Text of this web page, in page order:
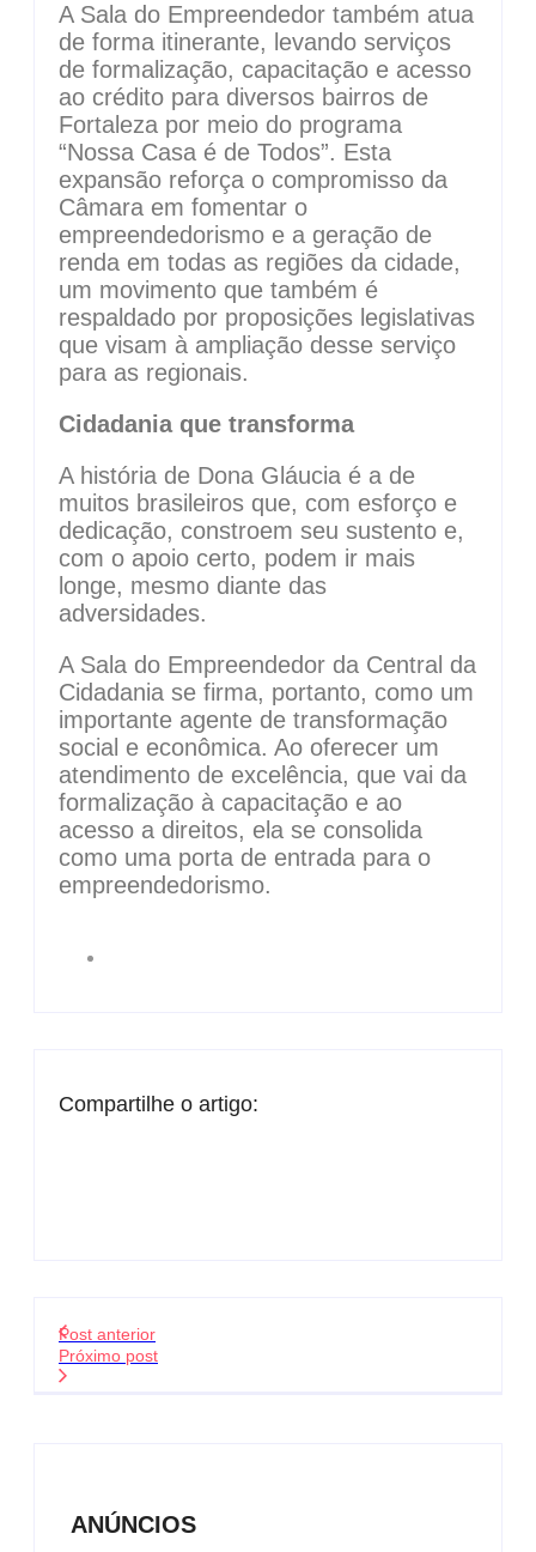
A Sala do Empreendedor também atua
de forma itinerante, levando serviços
de formalização, capacitação e acesso
ao crédito para diversos bairros de
Fortaleza por meio do programa
“Nossa Casa é de Todos”. Esta
expansão reforça o compromisso da
Câmara em fomentar o
empreendedorismo e a geração de
renda em todas as regiões da cidade,
um movimento que também é
respaldado por proposições legislativas
que visam à ampliação desse serviço
para as regionais.
Cidadania que transforma
A história de Dona Gláucia é a de
muitos brasileiros que, com esforço e
dedicação, constroem seu sustento e,
com o apoio certo, podem ir mais
longe, mesmo diante das
adversidades.
A Sala do Empreendedor da Central da
Cidadania se firma, portanto, como um
importante agente de transformação
social e econômica. Ao oferecer um
atendimento de excelência, que vai da
formalização à capacitação e ao
acesso a direitos, ela se consolida
como uma porta de entrada para o
empreendedorismo.
Compartilhe o artigo:
Post anterior
Próximo post
ANÚNCIOS